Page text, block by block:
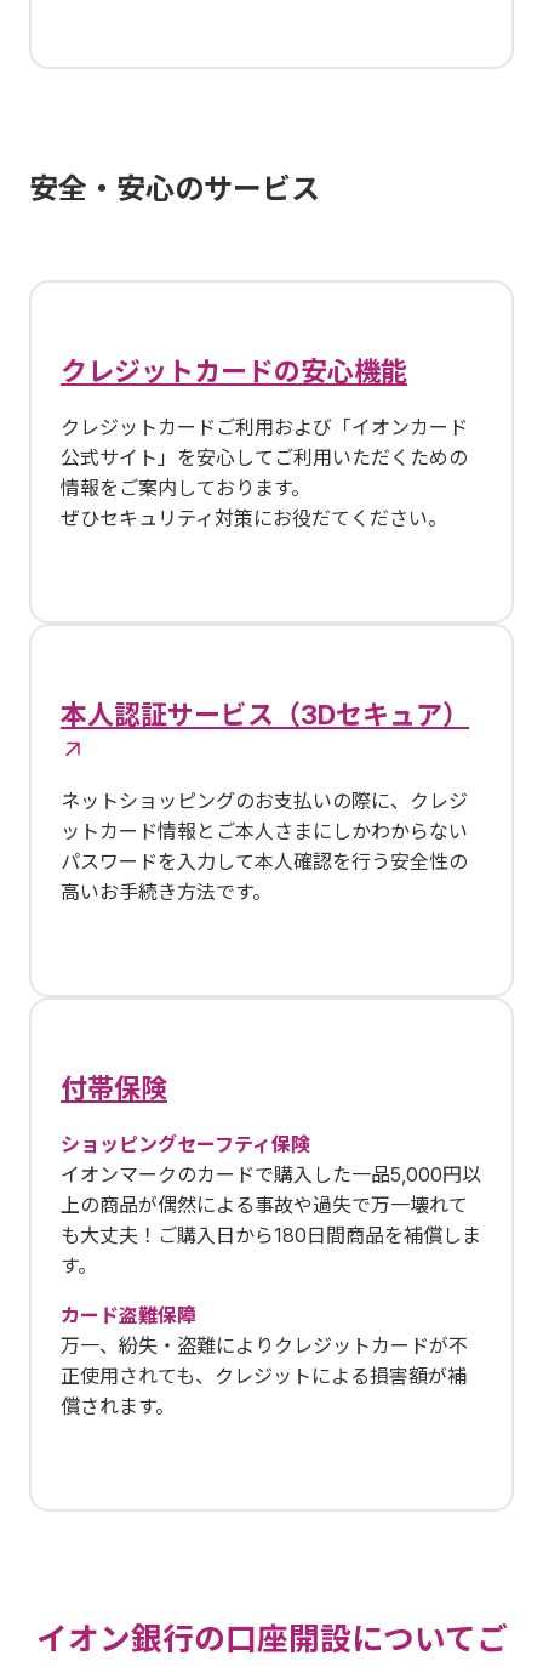
安全・安心のサービス
クレジットカードの安心機能
クレジットカードご利用および「イオンカード
公式サイト」を安心してご利用いただくための
情報をご案内しております。
ぜひセキュリティ対策にお役だてください。
本人認証サービス（3Dセキュア）
ネットショッピングのお支払いの際に、クレジ
ットカード情報とご本人さまにしかわからない
パスワードを入力して本人確認を行う安全性の
高いお手続き方法です。
付帯保険
ショッピングセーフティ保険
イオンマークのカードで購入した一品5,000円以
上の商品が偶然による事故や過失で万一壊れて
も大丈夫！ご購入日から180日間商品を補償しま
す。
カード盗難保障
万一、紛失・盗難によりクレジットカードが不
正使用されても、クレジットによる損害額が補
償されます。
イオン銀行の口座開設についてご